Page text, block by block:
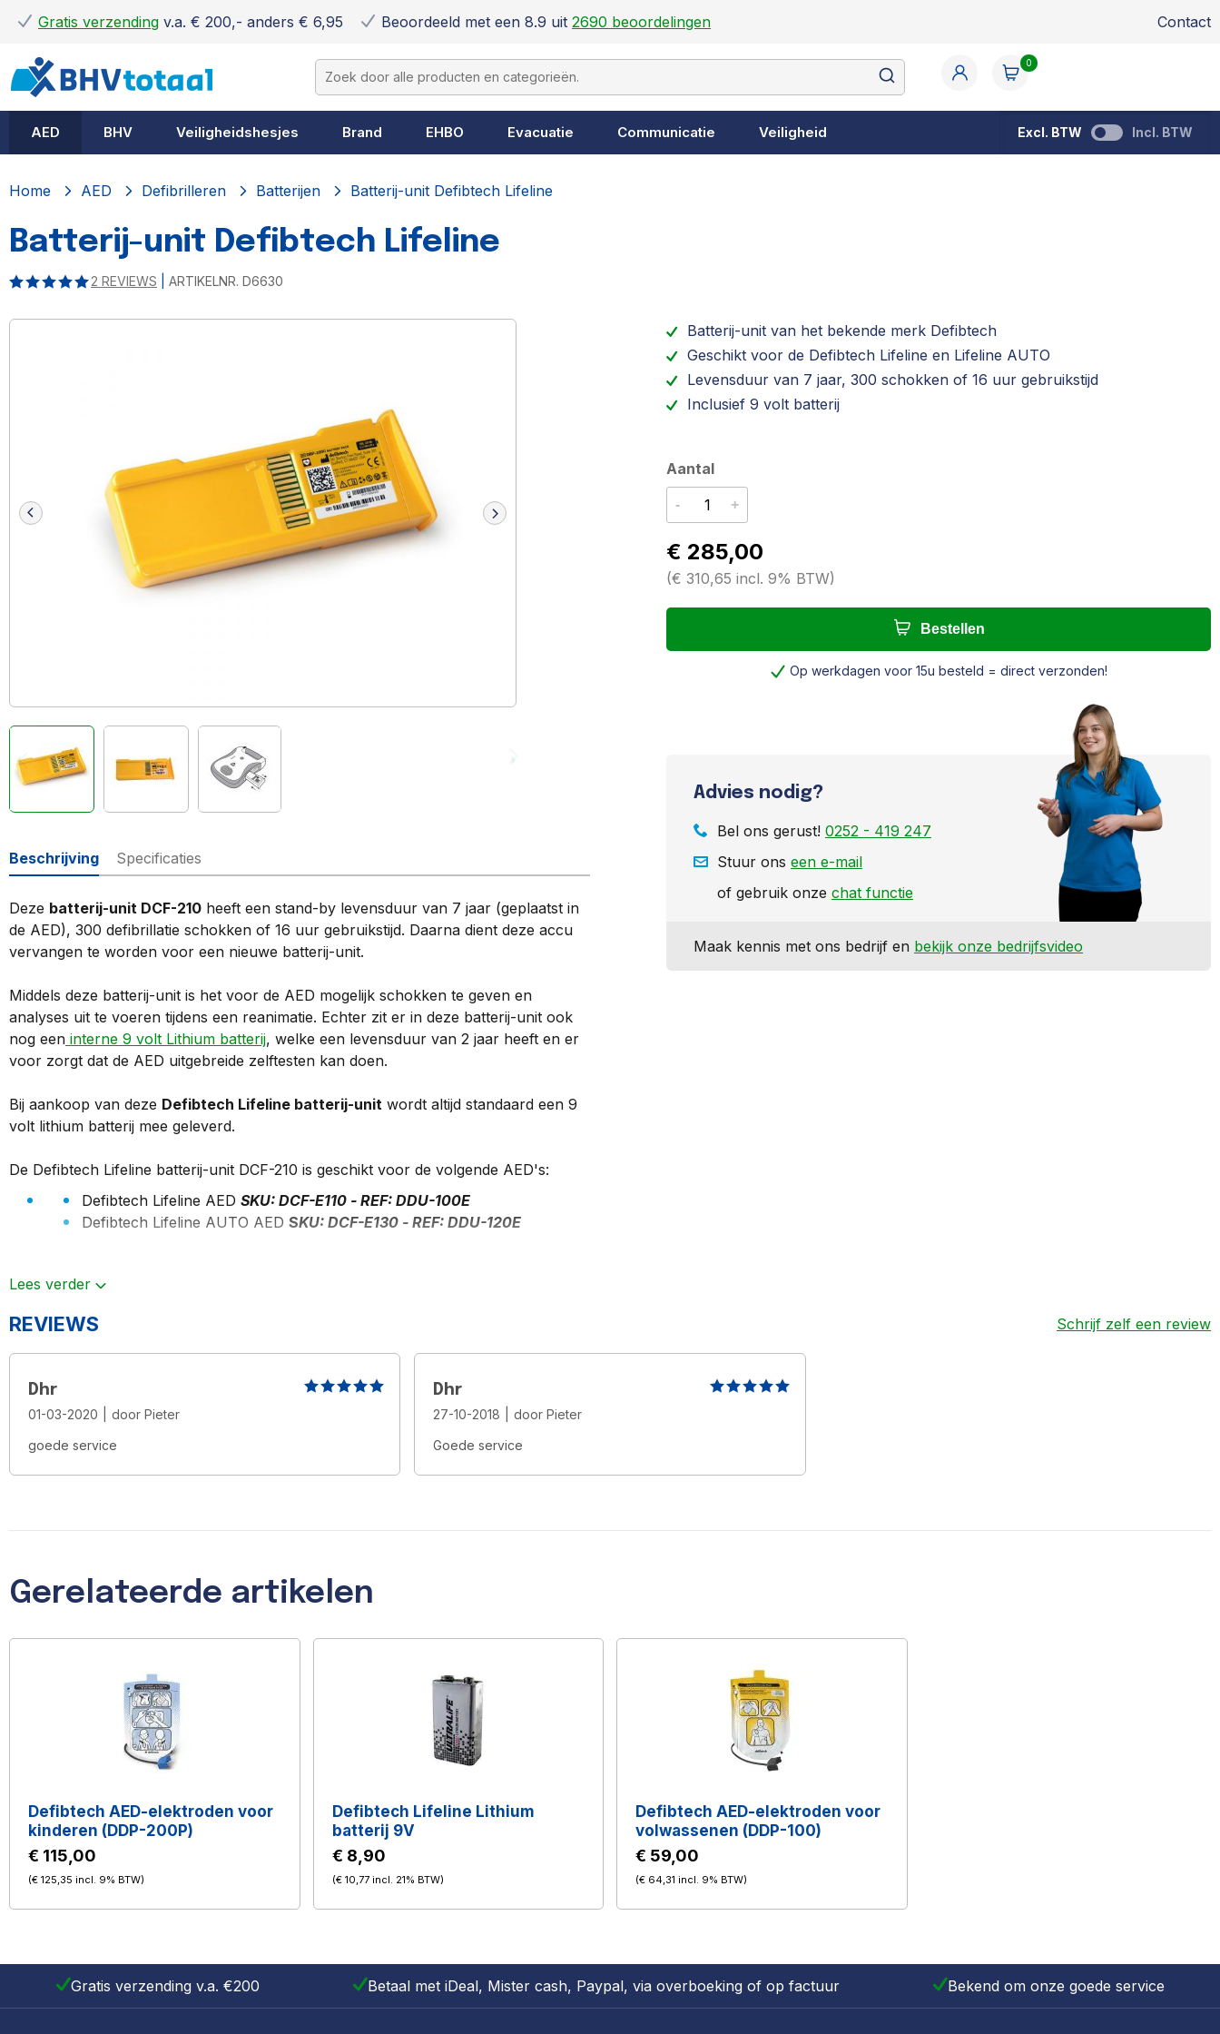
Gratis verzending v.a. € 200,- anders € 6,95 Beoordeeld met een 8.9 uit 2690 beoordelingen Contact
0
AED BHV Veiligheidshesjes Brand EHBO Evacuatie Communicatie Veiligheid Excl. BTW Incl. BTW
Home AED Defibrilleren Batterijen Batterij-unit Defibtech Lifeline
Batterij-unit Defibtech Lifeline
2 REVIEWS ARTIKELNR. D6630
Batterij-unit van het bekende merk Defibtech
Geschikt voor de Defibtech Lifeline en Lifeline AUTO
Levensduur van 7 jaar, 300 schokken of 16 uur gebruikstijd
Inclusief 9 volt batterij
€ 285,00
(€ 310,65 incl. 9% BTW)
Aantal
- +
Bestellen
Op werkdagen voor 15u besteld = direct verzonden!
Advies nodig?
Bel ons gerust! 0252 - 419 247
Stuur ons een e-mail
of gebruik onze chat functie
Maak kennis met ons bedrijf en bekijk onze bedrijfsvideo
Beschrijving
Deze batterij-unit DCF-210 heeft een stand-by levensduur van 7 jaar (geplaatst in
de AED), 300 defibrillatie schokken of 16 uur gebruikstijd. Daarna dient deze accu
vervangen te worden voor een nieuwe batterij-unit.
Middels deze batterij-unit is het voor de AED mogelijk schokken te geven en
analyses uit te voeren tijdens een reanimatie. Echter zit er in deze batterij-unit ook
nog een interne 9 volt Lithium batterij, welke een levensduur van 2 jaar heeft en er
voor zorgt dat de AED uitgebreide zelftesten kan doen.
Bij aankoop van deze Defibtech Lifeline batterij-unit wordt altijd standaard een 9
volt lithium batterij mee geleverd.
De Defibtech Lifeline batterij-unit DCF-210 is geschikt voor de volgende AED's:
Defibtech Lifeline AED SKU: DCF-E110 - REF: DDU-100E
Defibtech Lifeline AUTO AED SKU: DCF-E130 - REF: DDU-120E
Defibtech artikelnr: DBP-2800
Lees verder
Specificaties
REVIEWS Schrijf zelf een review
Dhr
01-03-2020 door Pieter
goede service
Dhr
27-10-2018 doorPieter
Goede service
Gerelateerde artikelen
Defibtech AED-elektroden voor
kinderen (DDP-200P)
€ 115,00
(€ 125,35 incl. 9% BTW)
Defibtech Lifeline Lithium
batterij 9V
€ 8,90
(€ 10,77 incl. 21% BTW)
Defibtech AED-elektroden voor
volwassenen (DDP-100)
€ 59,00
(€ 64,31 incl. 9% BTW)
Gratis verzending v.a. €200 Betaal met iDeal, Mister cash, Paypal, via overboeking of op factuur Bekend om onze goede service